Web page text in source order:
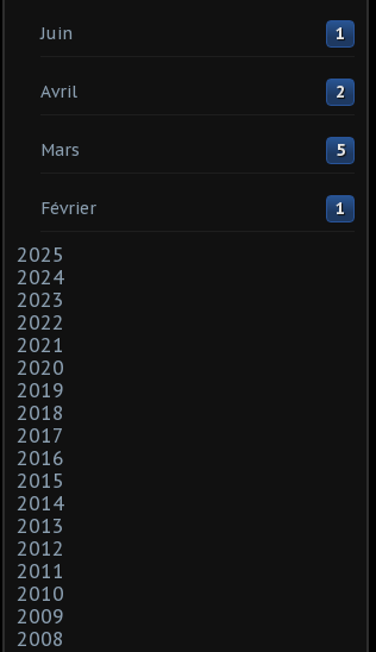
Juin 1
Avril 2
Mars 5
Février 1
2025
2024
2023
2022
2021
2020
2019
2018
2017
2016
2015
2014
2013
2012
2011
2010
2009
2008